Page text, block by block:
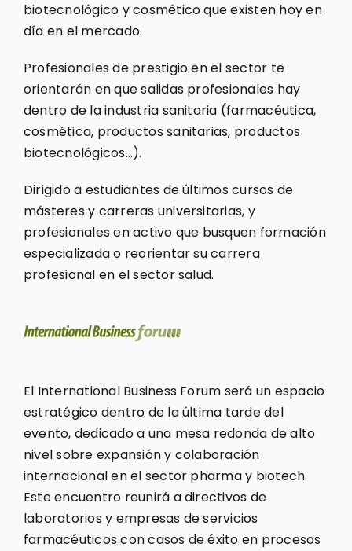
biotecnológico y cosmético que existen hoy en
día en el mercado.
Profesionales de prestigio en el sector te
orientarán en que salidas profesionales hay
dentro de la industria sanitaria (farmacéutica,
cosmética, productos sanitarias, productos
biotecnológicos…).
Dirigido a estudiantes de últimos cursos de
másteres y carreras universitarias, y
profesionales en activo que busquen formación
especializada o reorientar su carrera
profesional en el sector salud.
El International Business Forum será un espacio
estratégico dentro de la última tarde del
evento, dedicado a una mesa redonda de alto
nivel sobre expansión y colaboración
internacional en el sector pharma y biotech.
Este encuentro reunirá a directivos de
laboratorios y empresas de servicios
farmacéuticos con casos de éxito en procesos